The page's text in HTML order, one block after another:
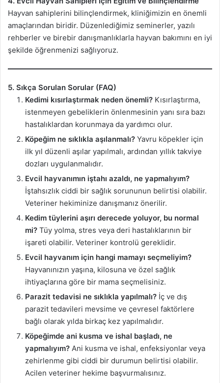
Hayvan sahiplerini bilinçlendirmek, kliniğimizin en önemli
amaçlarından biridir. Düzenlediğimiz seminerler, yazılı
rehberler ve birebir danışmanlıklarla hayvan bakımını en iyi
şekilde öğrenmenizi sağlıyoruz.
5. Sıkça Sorulan Sorular (FAQ)
Kedimi kısırlaştırmak neden önemli? Kısırlaştırma,
istenmeyen gebeliklerin önlenmesinin yanı sıra bazı
hastalıklardan korunmaya da yardımcı olur.
Köpeğim ne sıklıkla aşılanmalı? Yavru köpekler için
ilk yıl düzenli aşılar yapılmalı, ardından yıllık takviye
dozları uygulanmalıdır.
Evcil hayvanımın iştahı azaldı, ne yapmalıyım?
İştahsızlık ciddi bir sağlık sorununun belirtisi olabilir.
Veteriner hekiminize danışmanız önerilir.
Kedim tüylerini aşırı derecede yoluyor, bu normal
mi? Tüy yolma, stres veya deri hastalıklarının bir
işareti olabilir. Veteriner kontrolü gereklidir.
Evcil hayvanım için hangi mamayı seçmeliyim?
Hayvanınızın yaşına, kilosuna ve özel sağlık
ihtiyaçlarına göre bir mama seçmelisiniz.
Parazit tedavisi ne sıklıkla yapılmalı? İç ve dış
parazit tedavileri mevsime ve çevresel faktörlere
bağlı olarak yılda birkaç kez yapılmalıdır.
Köpeğimde ani kusma ve ishal başladı, ne
yapmalıyım? Ani kusma ve ishal, enfeksiyonlar veya
zehirlenme gibi ciddi bir durumun belirtisi olabilir.
Acilen veteriner hekime başvurmalısınız.